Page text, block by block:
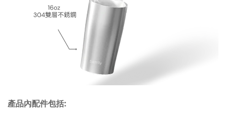
產品內配件包括: